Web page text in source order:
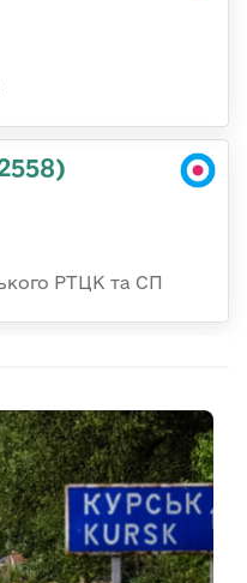
РТЦК та СП